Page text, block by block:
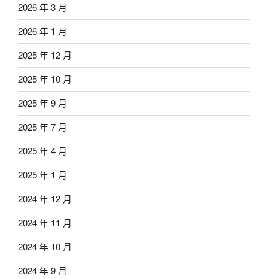
2026 年 3 月
2026 年 1 月
2025 年 12 月
2025 年 10 月
2025 年 9 月
2025 年 7 月
2025 年 4 月
2025 年 1 月
2024 年 12 月
2024 年 11 月
2024 年 10 月
2024 年 9 月